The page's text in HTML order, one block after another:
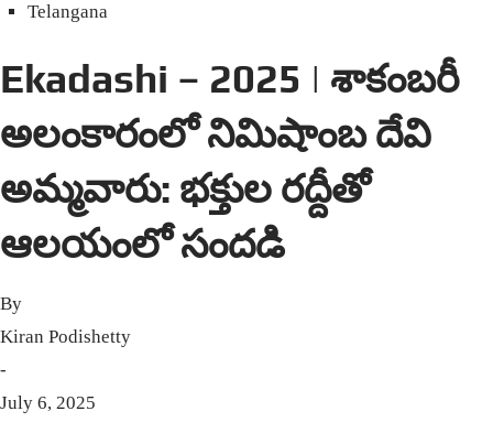
Telangana
Ekadashi – 2025 | శాకంబ‌రీ
అలంకారంలో నిమిషాంబ దేవి
అమ్మవారు: భక్తుల రద్దీతో
ఆలయంలో సందడి
By
Kiran Podishetty
-
July 6, 2025